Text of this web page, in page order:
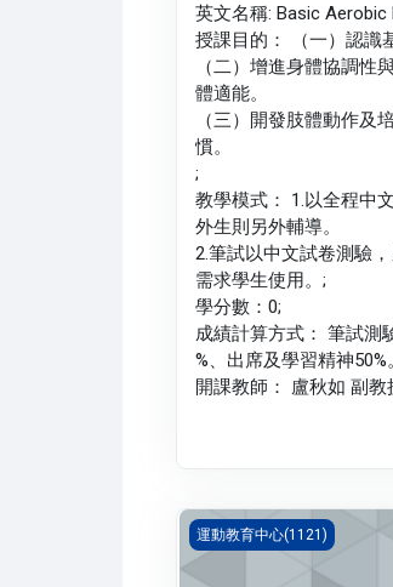
英文名稱: Basic Aerobic
授課目的： （一）認識
（二）增進身體協調性
體適能。
（三）開發肢體動作及
慣。
;
教學模式： 1.以全程中
外生則另外輔導。
2.筆試以中文試卷測驗
需求學生使用。;
學分數：0;
成績計算方式： 筆試測
%、出席及學習精神50%
開課教師： 盧秋如 副教
初級游泳
運動教育中心(1121)